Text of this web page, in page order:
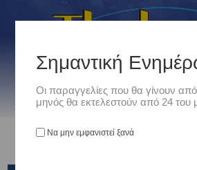
Σημαντική
Οι παραγγελίες που θα γίνουν
μηνός θα εκτελεστούν από 24 του
Να μην εμφανιστεί ξανά